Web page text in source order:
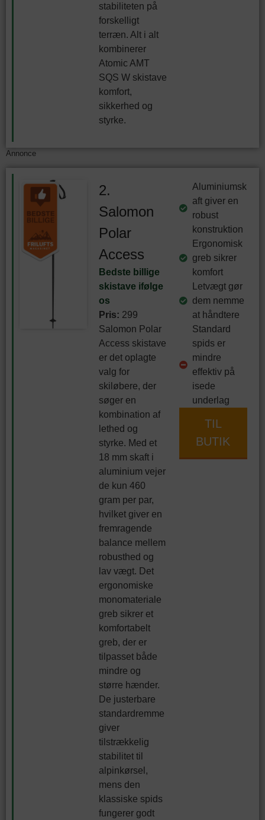
stabiliteten på
forskelligt
terræn. Alt i alt
kombinerer
Atomic AMT
SQS W skistave
komfort,
sikkerhed og
styrke.
Annonce
2.
Salomon
Polar
Access
Bedste billige
skistave ifølge
os
Pris: 299
Salomon Polar
Access skistave
er det oplagte
valg for
skiløbere, der
søger en
kombination af
lethed og
styrke. Med et
18 mm skaft i
aluminium vejer
de kun 460
gram per par,
hvilket giver en
fremragende
balance mellem
robusthed og
lav vægt. Det
ergonomiske
monomateriale
greb sikrer et
komfortabelt
greb, der er
tilpasset både
mindre og
større hænder.
De justerbare
standardremme
giver
tilstrækkelig
stabilitet til
alpinkørsel,
mens den
klassiske spids
fungerer godt
Aluminiumsk
aft giver en
robust
konstruktion
Ergonomisk
greb sikrer
komfort
Letvægt gør
dem nemme
at håndtere
Standard
spids er
mindre
effektiv på
isede
underlag
TIL
BUTIK